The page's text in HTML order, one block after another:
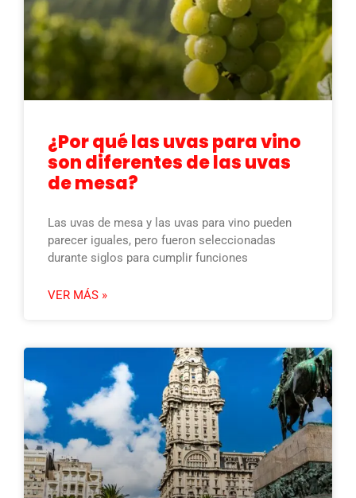
¿Por qué las uvas para vino
son diferentes de las uvas
de mesa?
Las uvas de mesa y las uvas para vino pueden
parecer iguales, pero fueron seleccionadas
durante siglos para cumplir funciones
VER MÁS »